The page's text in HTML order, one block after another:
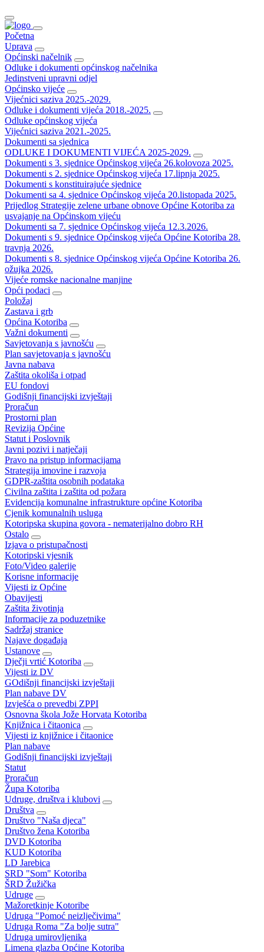
Početna
Uprava
Općinski načelnik
Odluke i dokumenti općinskog načelnika
Jedinstveni upravni odjel
Općinsko vijeće
Vijećnici saziva 2025.-2029.
Odluke i dokumenti vijeća 2018.-2025.
Odluke općinskog vijeća
Vijećnici saziva 2021.-2025.
Dokumenti sa sjednica
ODLUKE I DOKUMENTI VIJEĆA 2025-2029.
Dokumenti s 3. sjednice Općinskog vijeća 26.kolovoza 2025.
Dokumenti s 2. sjednice Općinskog vijeća 17.lipnja 2025.
Dokumenti s konstituirajuće sjednice
Dokumenti sa 4. sjednice Općinskog vijeća 20.listopada 2025.
Prijedlog Strategije zelene urbane obnove Općine Kotoriba za
usvajanje na Općinskom vijeću
Dokumenti sa 7. sjednice Općinskog vijeća 12.3.2026.
Dokumenti s 9. sjednice Općinskog vijeća Općine Kotoriba 28.
travnja 2026.
Dokumenti s 8. sjednice Općinskog vijeća Općine Kotoriba 26.
ožujka 2026.
Vijeće romske nacionalne manjine
Opći podaci
Položaj
Zastava i grb
Općina Kotoriba
Važni dokumenti
Savjetovanja s javnošću
Plan savjetovanja s javnošću
Javna nabava
Zaštita okoliša i otpad
EU fondovi
Godišnji financijski izvještaji
Proračun
Prostorni plan
Revizija Općine
Statut i Poslovnik
Javni pozivi i natječaji
Pravo na pristup informacijama
Strategija imovine i razvoja
GDPR-zaštita osobnih podataka
Civilna zaštita i zaštita od požara
Evidencija komunalne infrastrukture općine Kotoriba
Cjenik komunalnih usluga
Kotoripska skupina govora - nematerijalno dobro RH
Ostalo
Izjava o pristupačnosti
Kotoripski vjesnik
Foto/Video galerije
Korisne informacije
Vijesti iz Općine
Obavijesti
Zaštita životinja
Informacije za poduzetnike
Sadržaj stranice
Najave događaja
Ustanove
Dječji vrtić Kotoriba
Vijesti iz DV
GOdišnji financijski izvještaji
Plan nabave DV
Izvješća o prevedbi ZPPI
Osnovna škola Jože Horvata Kotoriba
Knjižnica i čitaonica
Vijesti iz knjižnice i čitaonice
Plan nabave
Godišnji financijski izvještaji
Statut
Proračun
Župa Kotoriba
Udruge, društva i klubovi
Društva
Društvo "Naša djeca"
Društvo žena Kotoriba
DVD Kotoriba
KUD Kotoriba
LD Jarebica
SRD "Som" Kotoriba
ŠRD Žužička
Udruge
Mažoretkinje Kotoribe
Udruga "Pomoć neizlječivima"
Udruga Roma "Za bolje sutra"
Udruga umirovljenika
Limena glazba Općine Kotoriba